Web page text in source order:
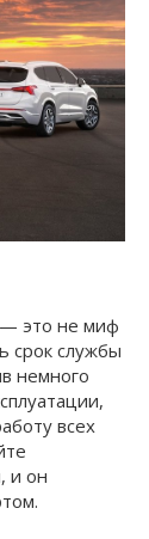
— это не миф
срок службы
немного
всех
и он